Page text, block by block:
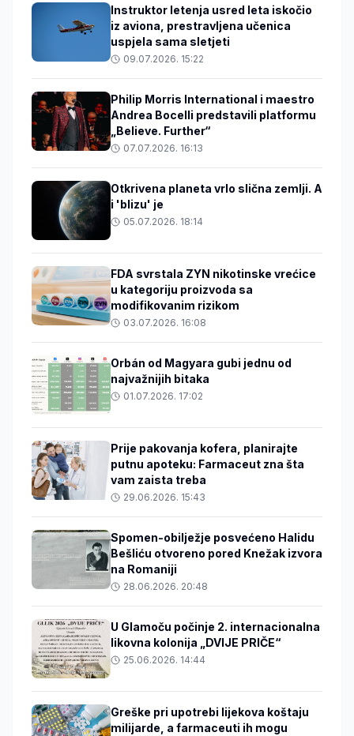
Instruktor letenja usred leta iskočio
iz aviona, prestravljena učenica
uspjela sama sletjeti
09.07.2026. 15:22
Philip Morris International i maestro
Andrea Bocelli predstavili platformu
„Believe. Further“
07.07.2026. 16:13
Otkrivena planeta vrlo slična zemlji. A
i 'blizu' je
05.07.2026. 18:14
FDA svrstala ZYN nikotinske vrećice
u kategoriju proizvoda sa
modifikovanim rizikom
03.07.2026. 16:08
Orbán od Magyara gubi jednu od
najvažnijih bitaka
01.07.2026. 17:02
Prije pakovanja kofera, planirajte
putnu apoteku: Farmaceut zna šta
vam zaista treba
29.06.2026. 15:43
Spomen-obilježje posvećeno Halidu
Bešliću otvoreno pored Knežak izvora
na Romaniji
28.06.2026. 20:48
U Glamoču počinje 2. internacionalna
likovna kolonija „DVIJE PRIČE“
25.06.2026. 14:44
Greške pri upotrebi lijekova koštaju
milijarde, a farmaceuti ih mogu